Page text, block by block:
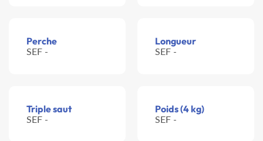
Perche
SEF -
Longueur
SEF -
Triple saut
SEF -
Poids (4 kg)
SEF -